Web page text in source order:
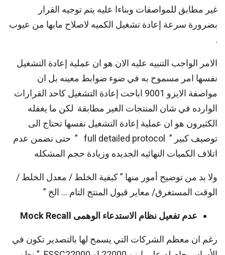
غير مطابق للمواصفات وبناءا عليه يتم توجيه القرار
بضرورة سرعة إعادة تشغيل الكميه لاصلاح مابها من عيوب
.
الامر الواجب التنبيه عليه الان هو ان عملية إعادة التشغيل
نفسها امر مسموح به في ضوء ضوابط معينه بل ان
مواصفة الايزو 9001 اباحت إعادة التشغيل كاحد القرارات
الوارده في شان المنتجات الغير مطابقة لكن ما يغفله
الكثيرون هو ان عملية إعادة التشغيل نفسها تحتاج الى
توصيف كبير ” full detailed protocol ” حتى نضمن عدم
اتلاف الكميات النهائيه الجديده وزيادة حجم المشكله
ولا بد من توضيح أمور منها ” كيفية الخلط / معدل الخلط /
الوقت المستغرق/ معاير قبول المنتج التام … الخ ”
عدم تفعيل نظام الاستدعاء الوهمى Mock Recall
رغم ان معظم الشركات التي يسمح لها بالتصدير تكون في